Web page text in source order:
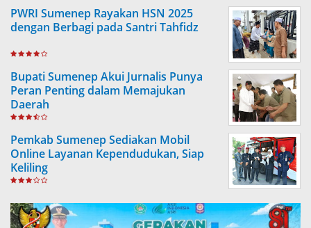
PWRI Sumenep Rayakan HSN 2025
dengan Berbagi pada Santri Tahfidz
Bupati Sumenep Akui Jurnalis Punya
Peran Penting dalam Memajukan
Daerah
Pemkab Sumenep Sediakan Mobil
Online Layanan Kependudukan, Siap
Keliling